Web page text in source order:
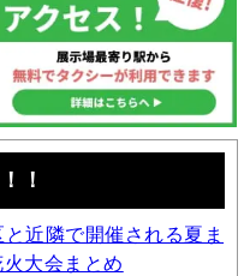
！
と近隣で開催される夏ま
大会まとめ